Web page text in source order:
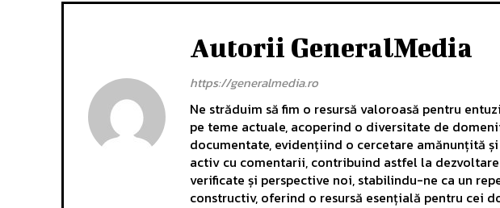
Autorii GeneralMedia
https://generalmedia.ro
Ne străduim să fim o resursă valoroasă pentru
pe teme actuale, acoperind o diversitate de
documentate, evidențiind o cercetare amănunțită
activ cu comentarii, contribuind astfel la
verificate și perspective noi, stabilindu-ne ca un
constructiv, oferind o resursă esențială pentru cei